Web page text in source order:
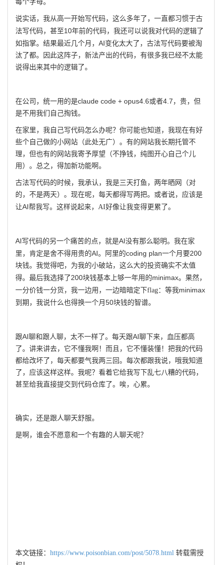
每个字母。
说实话，我从高一开始写代码，这么多年了，一直都习惯于古
法写代码，甚至10年前的代码，我还可以说我对代码的逻辑了
如指掌。结果最近几个月， AI变化太大了，古法写代码要被淘
汰了都。因此这阵子，新法产出的代码，有很多我已经不太能
说得出来其中的逻辑了。
在公司，统一用的是claude code + opus4.6或者4.7 ，贵，但
是不用我们自己掏钱。
在家里，我自己写代码怎么办呢？你可能也知道，我现在有好
些个自己做的小网站（此处无广）。有的网站我长期托管不
理，但也有的网站我寄予厚望（不挣钱，纯图开心自己个儿
用）。总之，得加新功能啊。
古法写代码的时候，我承认，我是三天打鱼，两年晒网（对
的，不是两天）。现在呢，每天都得写两把。或者说，应该是
让AI帮我写。这样说起来，AI好像让我变得更累了。
AI写代码的另一个痛苦的点，就是AI没有那么聪明。我在家
里，肯定是舍不得用贵的AI。阿里的coding plan一个月要200
块钱。我觉得吧，为我的小破站，这么大的投资确实不太值
得。最后我选择了200块钱基本上够一年用的minimax。果然，
一分价钱一分货，我一边用，一边暗暗定下flag：等我minimax
到期，我说什么也得换一个月 50块钱的智谱。
跟AI聊和跟人聊，太不一样了。每天跟AI聊下来，血压都高
了。讲来讲去，它不懂我啊！而且，它不懂装懂！把我的代码
都给改坏了，每天都要气我两三回。每次都跟我说，哦我知道
了，应该这样这样。我呢？看着它给我写下乱七八糟的代码，
甚至给我直接提交到代码仓库了。唉，心累。
确实，还是跟人聊天舒服。
是啊，谁会不愿意和一个有趣的人聊天呢？
本文链接： https://www.poisonbian.com/post/5078.html 转载需授